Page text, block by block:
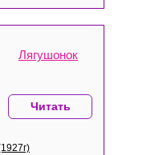
Лягушонок
Читать